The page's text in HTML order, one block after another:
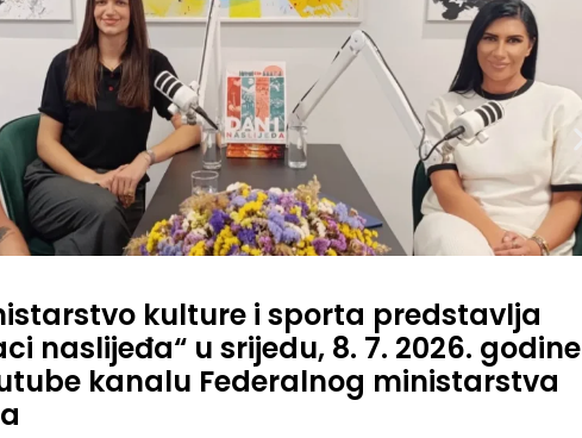
kulture i sporta predstavlja
naslijeđa“ u srijedu, 8. 7. 2026. godine
kanalu Federalnog ministarstva